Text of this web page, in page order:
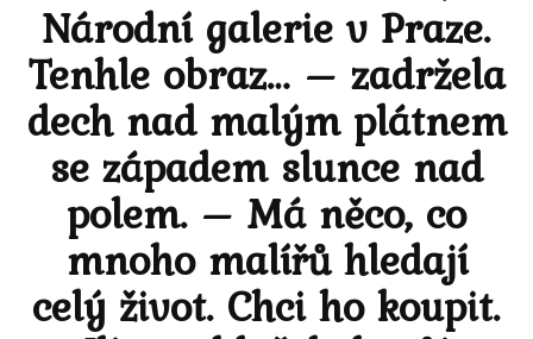
Národní galerie v Praze.
Tenhle obraz… – zadržela
dech nad malým plátnem
se západem slunce nad
polem. – Má něco, co
mnoho malířů hledají
celý život. Chci ho koupit.